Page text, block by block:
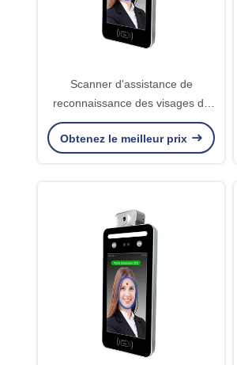
Scanner d'assistance de
reconnaissance des visages de
Linux 2A avec la détection de la
température
Obtenez le meilleur prix